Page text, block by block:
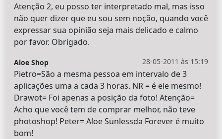
Atenção 2, eu posso ter interpretado mal, mas isso
não quer dizer que eu sou sem noção, quando você
expressar sua opinião seja mais delicado e calmo
por favor. Obrigado.
28-05-2011 às 15:19
Aloe Shop
Pietro=São a mesma pessoa em intervalo de 3
aplicações uma a cada 3 horas. NR = é ele mesmo!
Drawot= Foi apenas a posição da foto! Atenção=
Acho que você tem de comprar melhor, não teve
photoshop! Peter= Aloe Sunlessda Forever é muito
bom!